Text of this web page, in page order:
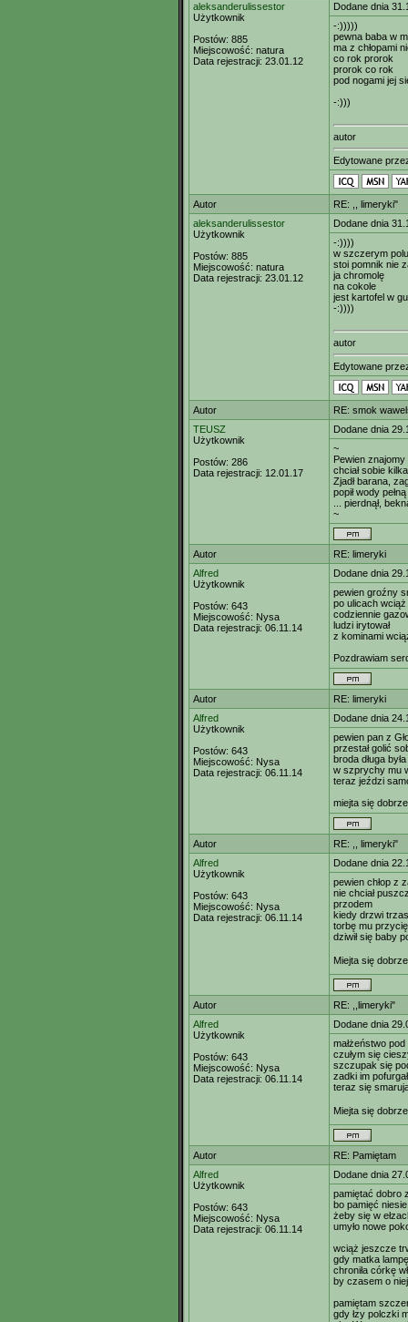
aleksanderulissestor
Użytkownik
Postów: 885
Miejscowość: natura
Data rejestracji: 23.01.12
Dodane dnia
-:)))))
pewna baba w
ma z chłopami
co rok prorok
prorok co rok
pod nogami jej
-:)))
autor
Edytowane
Autor
RE: ,, limeryki"
aleksanderulissestor
Użytkownik
Postów: 885
Miejscowość: natura
Data rejestracji: 23.01.12
Dodane dnia
-:))))
w szczerym
stoi pomnik nie
ja chromolę
na cokole
jest kartofel w
-:))))
autor
Edytowane
Autor
RE: smok
TEUSZ
Użytkownik
Postów: 286
Data rejestracji: 12.01.17
Dodane dnia
~
Pewien
chciał sobie
Zjadł barana,
popił wody
... pierdnął,
~
Autor
RE: limeryki
Alfred
Użytkownik
Postów: 643
Miejscowość: Nysa
Data rejestracji: 06.11.14
Dodane dnia
pewien groźny
po ulicach wciąż
codziennie
ludzi irytował
z kominami
Pozdrawiam
Autor
RE: limeryki
Alfred
Użytkownik
Postów: 643
Miejscowość: Nysa
Data rejestracji: 06.11.14
Dodane dnia
pewien pan z
przestał golić
broda długa była
w szprychy mu
teraz jeździ
miejta się
Autor
RE: ,, limeryki"
Alfred
Użytkownik
Postów: 643
Miejscowość: Nysa
Data rejestracji: 06.11.14
Dodane dnia
pewien chłop z
nie chciał
przodem
kiedy drzwi
torbę mu
dziwił się baby
Miejta się
Autor
RE: ,,limeryki"
Alfred
Użytkownik
Postów: 643
Miejscowość: Nysa
Data rejestracji: 06.11.14
Dodane dnia
małżeństwo
czułym się
szczupak się
zadki im pofurgał
teraz się
Miejta się
Autor
RE: Pamiętam
Alfred
Użytkownik
Postów: 643
Miejscowość: Nysa
Data rejestracji: 06.11.14
Dodane dnia
pamiętać dobro
bo pamięć
żeby się w
umyło nowe
wciąż jeszcze
gdy matka
chroniła córkę
by czasem o niej
pamiętam
gdy łzy polczki